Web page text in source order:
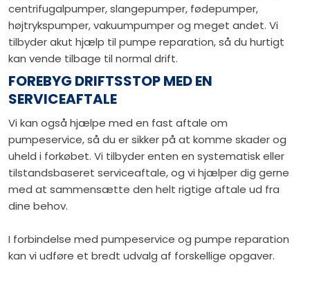
centrifugalpumper, slangepumper, fødepumper,
højtrykspumper, vakuumpumper og meget andet. Vi
tilbyder akut hjælp til pumpe reparation, så du hurtigt
kan vende tilbage til normal drift.
FOREBYG DRIFTSSTOP MED EN
SERVICEAFTALE
Vi kan også hjælpe med en fast aftale om
pumpeservice, så du er sikker på at komme skader og
uheld i forkøbet. Vi tilbyder enten en systematisk eller
tilstandsbaseret serviceaftale, og vi hjælper dig gerne
med at sammensætte den helt rigtige aftale ud fra
dine behov.
I forbindelse med pumpeservice og pumpe reparation
kan vi udføre et bredt udvalg af forskellige opgaver.